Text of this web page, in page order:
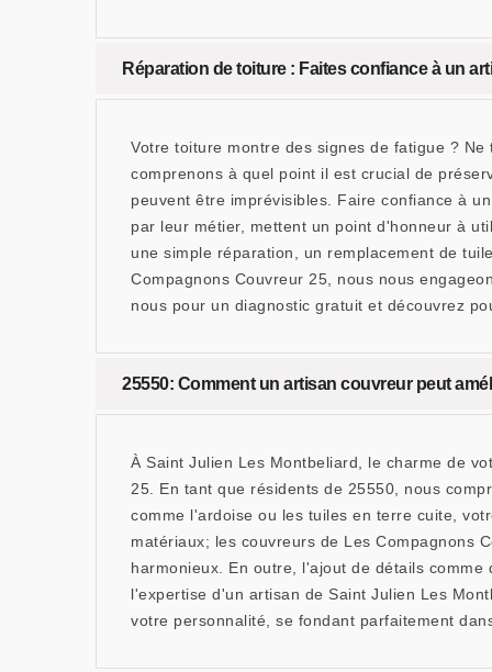
Réparation de toiture : Faites confiance à un
Votre toiture montre des signes de fatigue ?
comprenons à quel point il est crucial de
peuvent être imprévisibles. Faire confiance à
par leur métier, mettent un point d'honneur à
une simple réparation, un remplacement de
Compagnons Couvreur 25, nous nous
nous pour un diagnostic gratuit et découvrez
25550: Comment un artisan couvreur peut
À Saint Julien Les Montbeliard, le charme de
25. En tant que résidents de 25550, nous
comme l'ardoise ou les tuiles en terre cuite,
matériaux; les couvreurs de Les Compagnons
harmonieux. En outre, l'ajout de détails
l'expertise d'un artisan de Saint Julien Les
votre personnalité, se fondant parfaitement